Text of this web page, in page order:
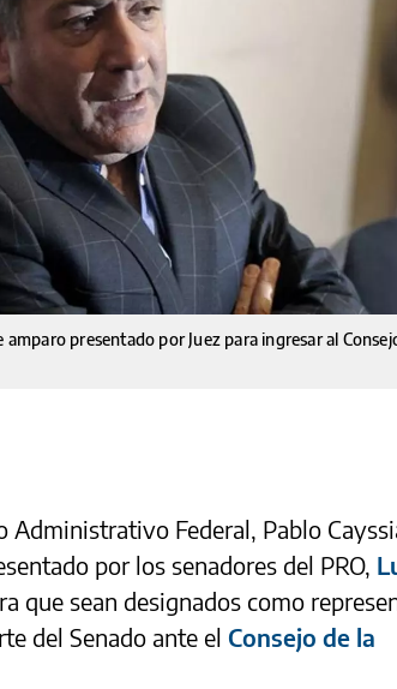
amparo presentado por Juez para ingresar al
Administrativo Federal, Pablo
por los senadores del PRO,
que sean designados como
del Senado ante el Consejo de la